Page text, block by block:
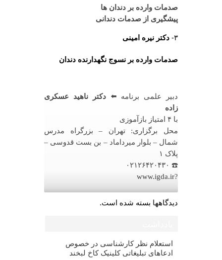
صدمات وارده بر دندان ها
پیشگیری از صدمات دندانی
۳- دكتر نیره امینی
صدمات وارده بر نسوج نگهدارنده دندان
دبیر علمی برنامه ⬅️دکتر ناهید عسکری
زاده
با ۴ امتیاز بازآموزی
محل برگزاری: تهران – بزرگراه مدرس
شمال – بلوار میرداماد – بن بست قدوسی –
پلاک ۱
☎️ ۰۲۱۲۶۴۲۰۴۳۰
?
www.igda.ir
دیدگاهها بسته شده است.
استعلام نظر کارشناسی در خصوص
ادعاهای تبلیغاتی کلینیک کاخ لبخند